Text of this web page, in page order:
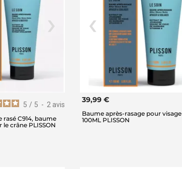
5 / 5 - 2 avis
C914, baume
crâne PLISSON
39,99 €
Baume après-rasage pour visage
100ML PLISSON